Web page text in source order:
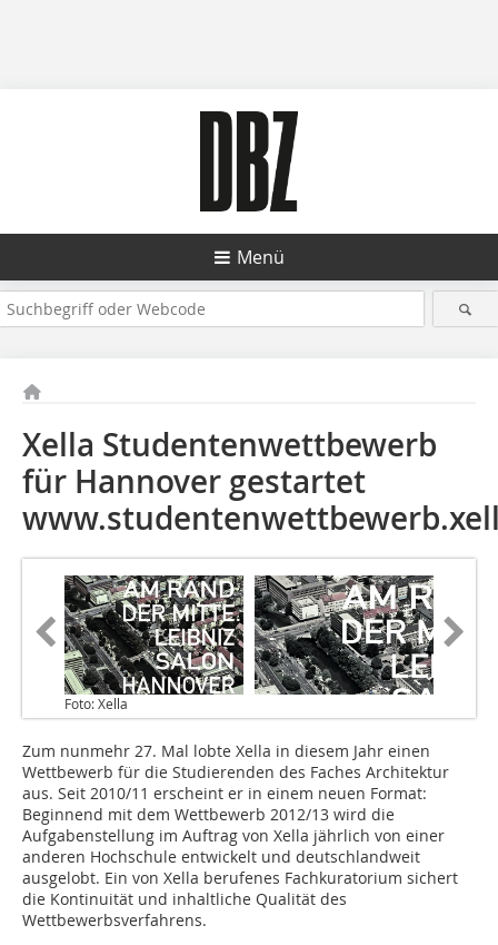
Menü
Xella Studentenwettbewerb
für Hannover gestartet
Foto: Xella
Zum nunmehr 27. Mal lobte Xella in diesem Jahr einen
Wettbewerb für die Studierenden des Faches Architektur
aus. Seit 2010/11 erscheint er in einem neuen Format:
Beginnend mit dem Wettbewerb 2012/13 wird die
Aufgabenstellung im Auftrag von Xella jährlich von einer
anderen Hochschule entwickelt und deutschlandweit
ausgelobt. Ein von Xella berufenes Fachkuratorium sichert
die Kontinuität und inhaltliche Qualität des
Wettbewerbsverfahrens.